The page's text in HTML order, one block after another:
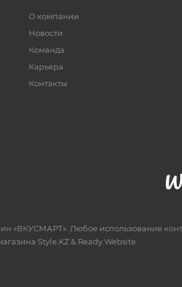
О компании
Новости
Команда
Карьера
Контакты
«ВКУСМАРТ». Любое использование
Style.KZ& Ready.Website